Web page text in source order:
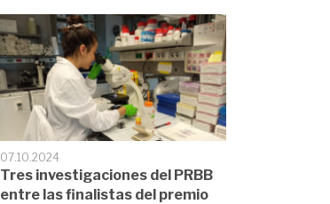
07.10.2024
Tres investigaciones del PRBB
entre las finalistas del premio